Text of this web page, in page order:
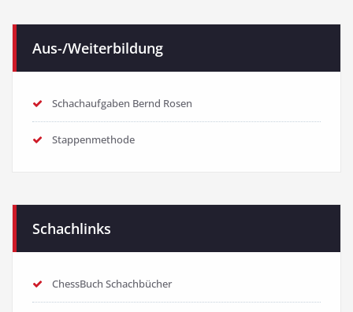
Aus-/Weiterbildung
Schachaufgaben Bernd Rosen
Stappenmethode
Schachlinks
ChessBuch Schachbücher